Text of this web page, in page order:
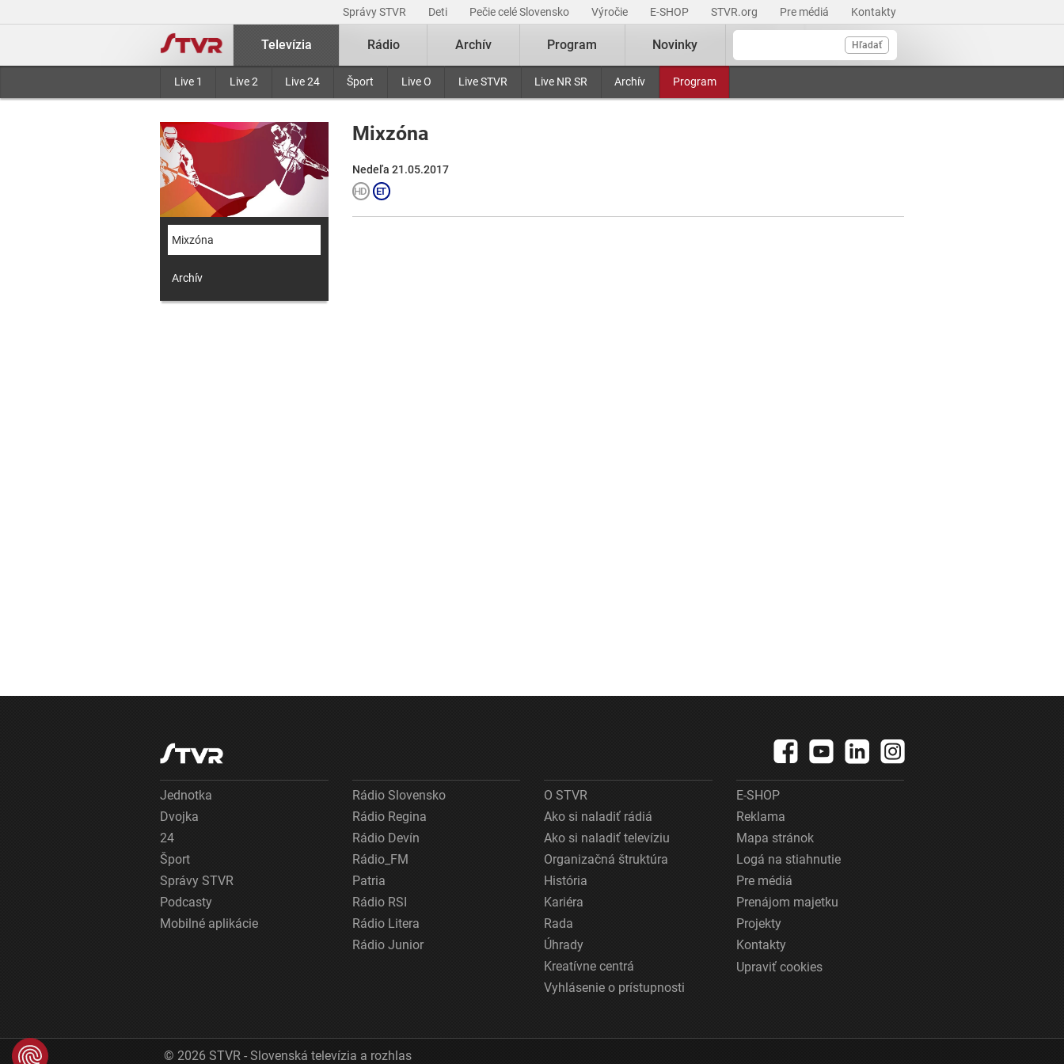
Správy STVR Deti Pečie celé Slovensko Výročie E-SHOP STVR.org Pre médiá Kontakty
Hľadať
Televízia
Live 1 Live 2 Live 24 Šport Live O Live STVR Live NR SR Archív Program
Rádio Archív Program Novinky
Mixzóna
Archív
Mixzóna
Nedeľa 21.05.2017
Jednotka
Dvojka
24
Šport
Správy STVR
Podcasty
Mobilné aplikácie
Rádio Slovensko
Rádio Regina
Rádio Devín
Rádio_FM
Patria
Rádio RSI
Rádio Litera
Rádio Junior
O STVR
Ako si naladiť rádiá
Ako si naladiť televíziu
Organizačná štruktúra
História
Kariéra
Rada
Úhrady
Kreatívne centrá
Vyhlásenie o prístupnosti
E-SHOP
Reklama
Mapa stránok
Logá na stiahnutie
Pre médiá
Prenájom majetku
Projekty
Kontakty
Upraviť cookies
© 2026 STVR - Slovenská televízia a rozhlas